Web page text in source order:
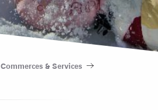
Commerces & Services